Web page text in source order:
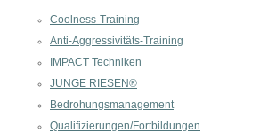
Coolness-Training
Anti-Aggressivitäts-Training
IMPACT Techniken
JUNGE RIESEN®
Bedrohungsmanagement
Qualifizierungen/Fortbildungen